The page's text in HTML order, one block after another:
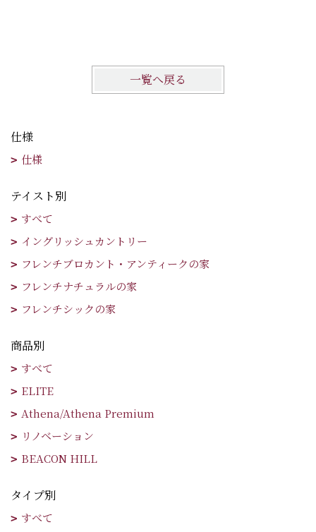
一覧へ戻る
仕様
仕様
テイスト別
すべて
イングリッシュカントリー
フレンチブロカント・アンティークの家
フレンチナチュラルの家
フレンチシックの家
商品別
すべて
ELITE
Athena/Athena Premium
リノベーション
BEACON HILL
タイプ別
すべて